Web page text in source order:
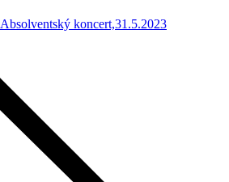
Absolventský koncert,31.5.2023